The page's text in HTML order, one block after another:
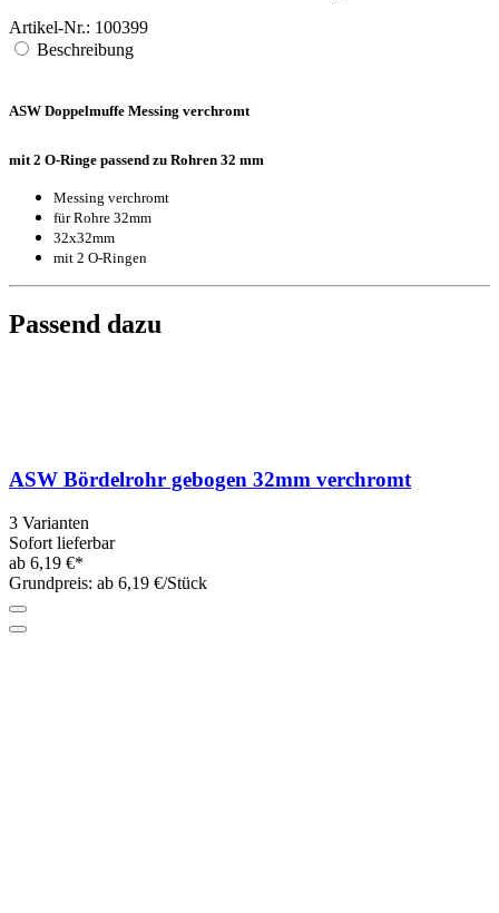
Artikel-Nr.: 100399
Beschreibung
ASW Doppelmuffe Messing verchromt
mit 2 O-Ringe passend zu Rohren 32 mm
Messing verchromt
für Rohre 32mm
32x32mm
mit 2 O-Ringen
Passend dazu
ASW Bördelrohr gebogen 32mm verchromt
3 Varianten
Sofort lieferbar
ab 6,19 €*
Grundpreis: ab 6,19 €/Stück